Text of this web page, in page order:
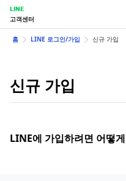
LINE
고객센터
홈 LINE 로그인/가입 신규 가입
신규 가입
LINE에 가입하려면 어떻